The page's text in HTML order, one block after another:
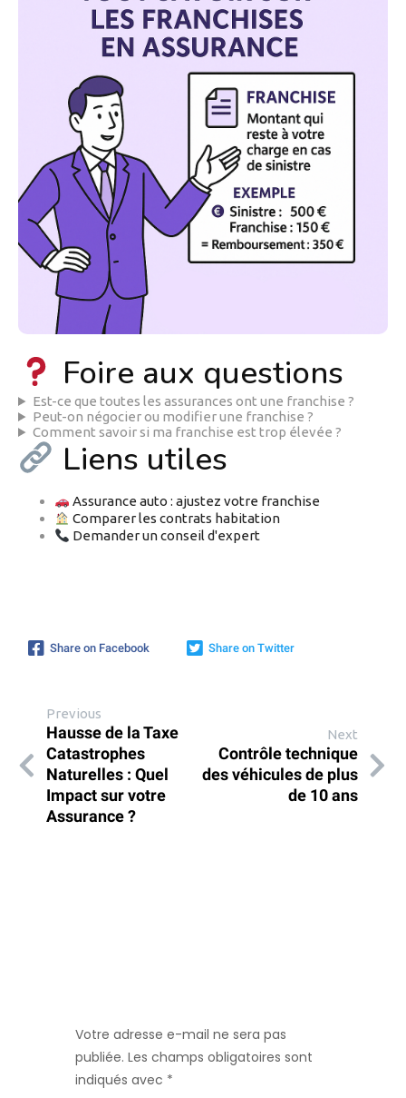
Foire aux questions
Est-ce que toutes les assurances ont une franchise ?
Peut-on négocier ou modifier une franchise ?
Comment savoir si ma franchise est trop élevée ?
Liens utiles
Assurance auto : ajustez votre franchise
Comparer les contrats habitation
Demander un conseil d'expert
Share on Facebook Share on Twitter
Previous
Hausse de la Taxe
Catastrophes
Naturelles : Quel
Impact sur votre
Assurance ?
Next
Contrôle technique
des véhicules de plus
de 10 ans
Votre adresse e-mail ne sera pas
publiée. Les champs obligatoires sont
indiqués avec *